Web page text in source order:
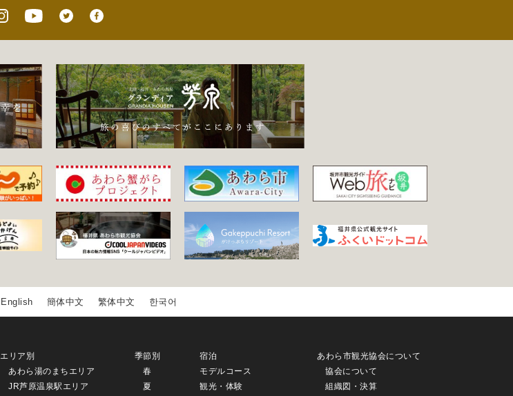
English 簡体中文 繁体中文 한국어
エリア別
あわら湯のまちエリア
JR芦原温泉駅エリア
季節別
春
夏
宿泊
モデルコース
観光・体験
あわら市観光協会について
協会について
組織図・決算